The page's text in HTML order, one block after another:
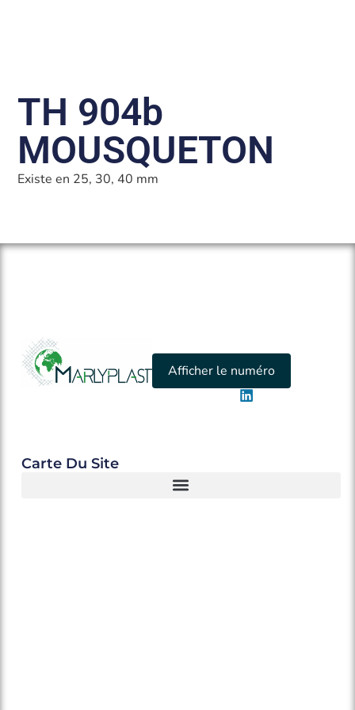
TH 904b
MOUSQUETON
Existe en 25, 30, 40 mm
Afficher le numéro
Carte Du Site